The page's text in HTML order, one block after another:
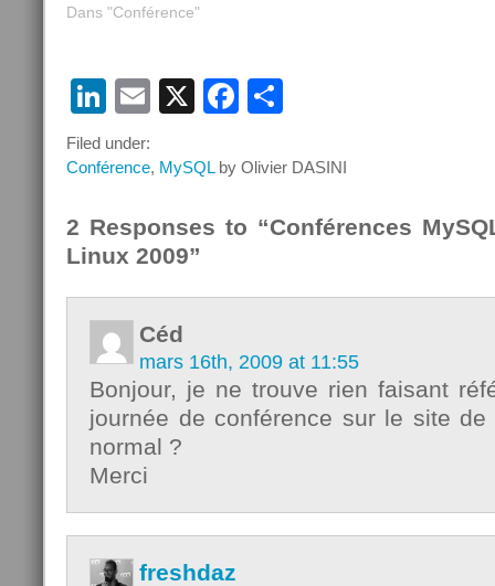
Avril, pendant la ‘nocturne’
prêté pour l’occasion par
Anaska du…
Dans "Conférence"
LinkedIn
Email
X Facebook
Filed under:
Conférence, MySQLby Olivier DASINI
2 Responses to “Conférences
Linux 2009”
Céd
mars 16th, 2009 at 11:55
Bonjour, je ne trouve rien faisant
journée de conférence sur le site de
normal ?
Merci
freshdaz